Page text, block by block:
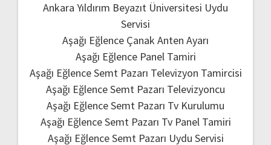
Ankara Yıldırım Beyazıt Üniversitesi Uydu
Servisi
Aşağı Eğlence Çanak Anten Ayarı
Aşağı Eğlence Panel Tamiri
Aşağı Eğlence Semt Pazarı Televizyon Tamircisi
Aşağı Eğlence Semt Pazarı Televizyoncu
Aşağı Eğlence Semt Pazarı Tv Kurulumu
Aşağı Eğlence Semt Pazarı Tv Panel Tamiri
Aşağı Eğlence Semt Pazarı Uydu Servisi